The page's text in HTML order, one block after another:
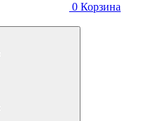
0 Корзина